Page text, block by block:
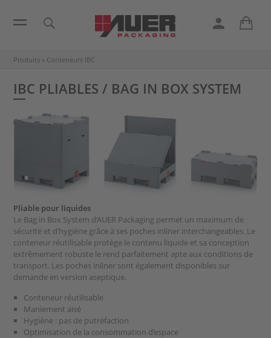
Produits » Conteneurs IBC
IBC PLIABLES / BAG IN BOX SYSTEM
Pliable pour liquides
Le Bag in Box System d’AUER Packaging permet un maximum de
sécurité et d’hygiène grâce à ses poches inliner interchangeables. Le
conteneur réutilisable protège le contenu liquide et sa conception
extrêmement robuste le rend parfaitement apte aux conditions de
transport. Les poches inliner sont également disponibles sur
demande en version aseptique.
Conteneur réutilisable
Maniement aisé
Hygiène : pas de putréfaction
Optimisation de la consommation d’espace